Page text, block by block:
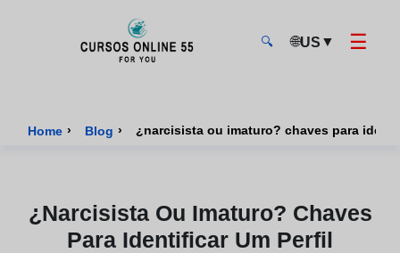
🔍 🌐US ▼ ☰
Home › Blog › ¿narcisista ou imaturo? chaves para
¿narcisista Ou Imaturo? Chaves
Para Identificar Um Perfil